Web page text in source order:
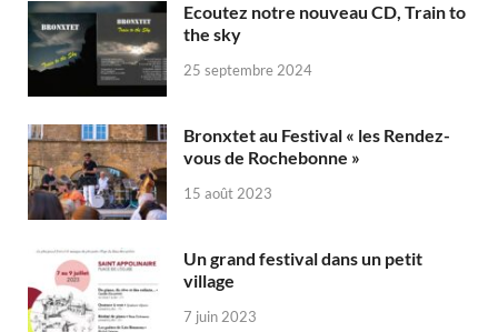
Ecoutez notre nouveau CD, Train to
the sky
25 septembre 2024
Bronxtet au Festival « les Rendez-
vous de Rochebonne »
15 août 2023
Un grand festival dans un petit
village
7 juin 2023